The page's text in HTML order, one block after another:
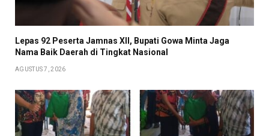
Lepas 92 Peserta Jamnas XII, Bupati Gowa Minta Jaga
Nama Baik Daerah di Tingkat Nasional
AGUSTUS 7, 2026